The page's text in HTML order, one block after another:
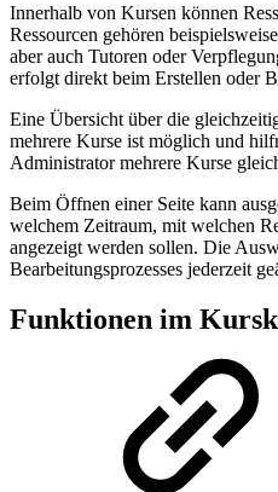
Innerhalb von Kursen können
Ressourcen gehören
aber auch Tutoren oder
erfolgt direkt beim Erstellen oder
Eine Übersicht über die
mehrere Kurse ist möglich und
Administrator mehrere Kurse
Beim Öffnen einer Seite kann
welchem Zeitraum, mit welchen
angezeigt werden sollen. Die
Bearbeitungsprozesses jederzeit
Funktionen im